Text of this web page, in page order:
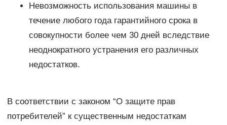
Невозможность использования машины в
течение любого года гарантийного срока в
совокупности более чем 30 дней вследствие
неоднократного устранения его различных
недостатков.
В соответствии с законом “О защите прав
потребителей” к существенным недостаткам